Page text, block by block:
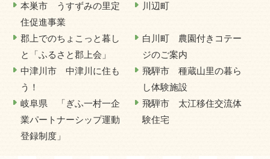
本巣市 うすずみの里定
住促進事業
川辺町
郡上でのちょこっと暮し
と「ふるさと郡上会」
白川町 農園付きコテー
ジのご案内
中津川市 中津川に住も
う！
飛騨市 種蔵山里の暮ら
し体験施設
岐阜県 「ぎふ一村一企
業パートナーシップ運動
登録制度」
飛騨市 太江移住交流体
験住宅